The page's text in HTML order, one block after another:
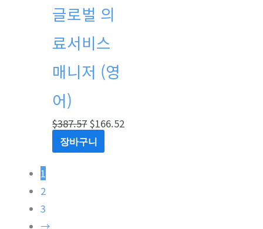
글로벌 의
료서비스
매니저 (영
어)
$387.57
$387.57.
$166.52
장바구니
1
2
3
→